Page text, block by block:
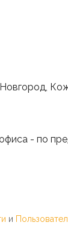
,
- по
и